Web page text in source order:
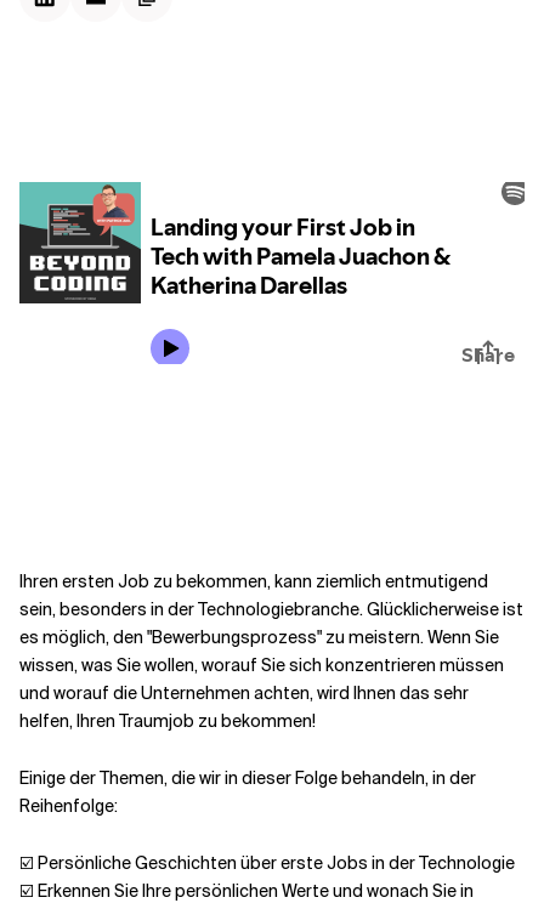
Verwandte Themen
Ihren ersten Job zu bekommen, kann ziemlich entmutigend
sein, besonders in der Technologiebranche. Glücklicherweise ist
es möglich, den "Bewerbungsprozess" zu meistern. Wenn Sie
wissen, was Sie wollen, worauf Sie sich konzentrieren müssen
und worauf die Unternehmen achten, wird Ihnen das sehr
helfen, Ihren Traumjob zu bekommen!
Einige der Themen, die wir in dieser Folge behandeln, in der
Reihenfolge:
☑️ Persönliche Geschichten über erste Jobs in der Technologie
☑️ Erkennen Sie Ihre persönlichen Werte und wonach Sie in